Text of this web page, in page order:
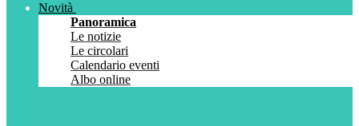
Novità
Panoramica
Le notizie
Le circolari
Calendario eventi
Albo online